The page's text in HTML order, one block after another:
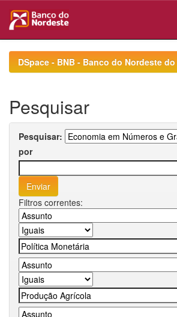
navigationDSpace - BNB - Banco do Nordeste
Pesquisar
Pesquisar:
por
Filtros correntes: